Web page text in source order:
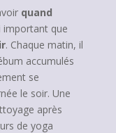
quand
important que
. Chaque matin, il
accumulés
se
le soir. Une
après
de yoga